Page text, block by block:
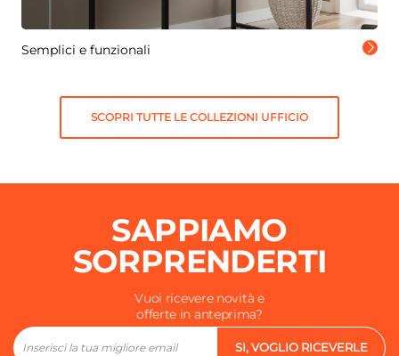
Semplici e funzionali
SCOPRI TUTTE LE COLLEZIONI UFFICIO
SAPPIAMO
SORPRENDERTI
Vuoi ricevere novità e
offerte in anteprima?
SI, VOGLIO RICEVERLE